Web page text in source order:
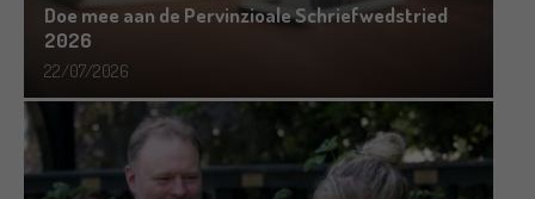
Doe mee aan de Pervinzioale Schriefwedstried
2026
22/07/2026